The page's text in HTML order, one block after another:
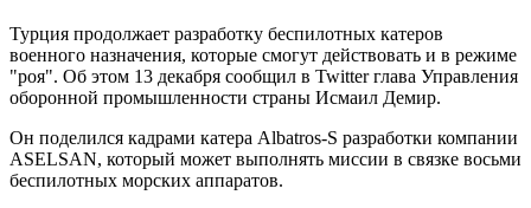
Турция продолжает разработку беспилотных катеров
военного назначения, которые смогут действовать и в режиме
"роя". Об этом 13 декабря сообщил в Twitter глава Управления
оборонной промышленности страны Исмаил Демир.
Он поделился кадрами катера Albatros-S разработки компании
ASELSAN, который может выполнять миссии в связке восьми
беспилотных морских аппаратов.